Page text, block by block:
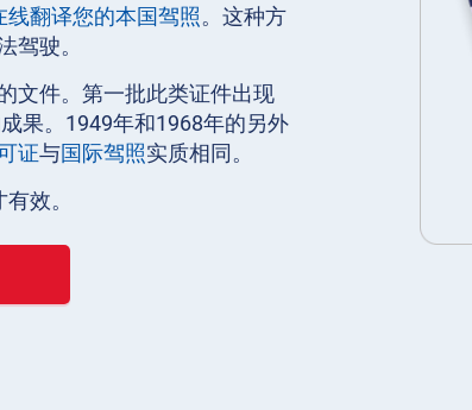
线翻译您的本国驾照。这种方
驾驶。
文件。第一批此类证件出现
果。1949年和1968年的另外
证与国际驾照实质相同。
效。